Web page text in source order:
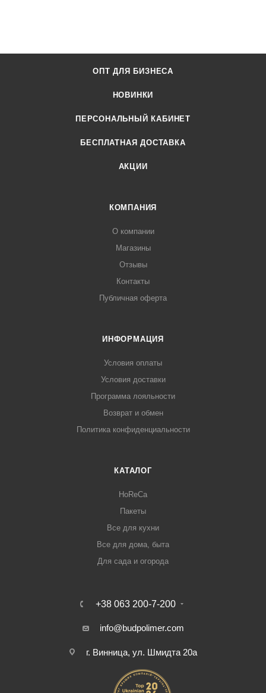
ОПТ ДЛЯ БИЗНЕСА
НОВИНКИ
ПЕРСОНАЛЬНЫЙ КАБИНЕТ
БЕСПЛАТНАЯ ДОСТАВКА
АКЦИИ
КОМПАНИЯ
О компании
Магазины
Отзывы
Контакты
Публичная оферта
ИНФОРМАЦИЯ
Условия оплаты
Условия доставки
Программа лояльности
Возврат и обмен
Политика конфиденциальности
КАТАЛОГ
HoReCa
Пакеты
Все для кухни
Все для дома, быта
Для сада и огорода
+38 063 200-7-200
info@budpolimer.com
г. Винница, ул. Шмидта 20а